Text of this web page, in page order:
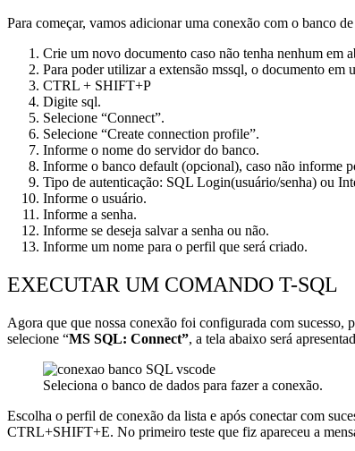
Para começar, vamos adicionar uma conexão com o banco
Crie um novo documento caso não tenha nenhum em
Para poder utilizar a extensão mssql, o documento
CTRL + SHIFT+P
Digite sql.
Selecione “Connect”.
Selecione “Create connection profile”.
Informe o nome do servidor do banco.
Informe o banco default (opcional), caso não informe
Tipo de autenticação: SQL Login(usuário/senha) ou
Informe o usuário.
Informe a senha.
Informe se deseja salvar a senha ou não.
Informe um nome para o perfil que será criado.
EXECUTAR UM COMANDO T-SQL
Agora que que nossa conexão foi configurada com sucesso,
selecione “MS SQL: Connect”, a tela abaixo será
Seleciona o banco de dados para fazer a conexão.
Escolha o perfil de conexão da lista e após conectar com
CTRL+SHIFT+E. No primeiro teste que fiz apareceu a